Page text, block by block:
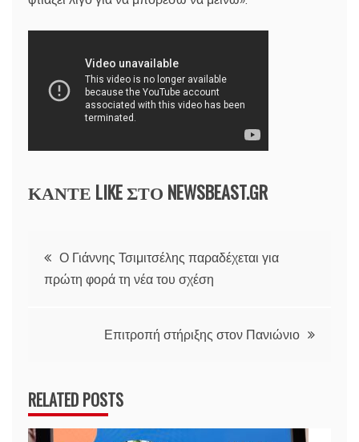
ΚΑΝΤΕ LIKE ΣΤΟ NEWSBEAST.GR
Πλοήγηση
άρθρων
Ο Γιάννης Τσιμιτσέλης παραδέχεται για
πρώτη φορά τη νέα του σχέση
Επιτροπή στήριξης στον Πανιώνιο
RELATED POSTS